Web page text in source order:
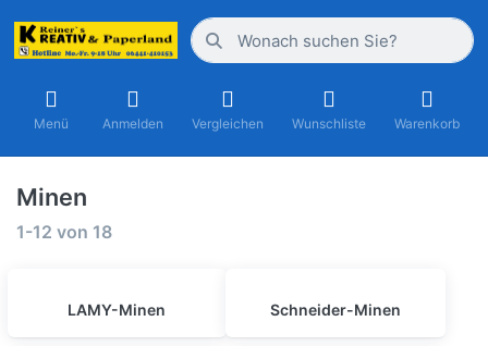
Menü Anmelden Vergleichen Wunschliste Warenkorb
Minen
1-12 von 18
LAMY-Minen Schneider-Minen